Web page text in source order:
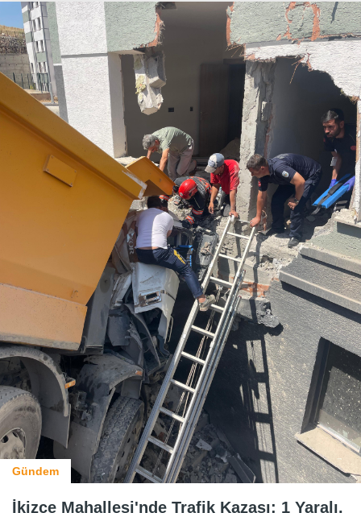
Gündem
İkizce Mahallesi'nde Trafik Kazası: 1 Yaralı.